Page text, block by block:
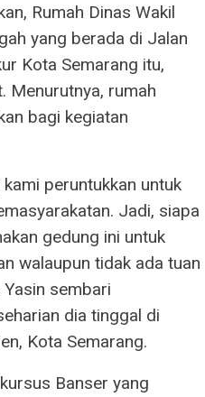
Rumah Dinas Wakil
yang berada di Jalan
Kota Semarang itu,
Menurutnya, rumah
bagi kegiatan
peruntukkan untuk
Jadi, siapa
gedung ini untuk
walaupun tidak ada tuan
Yasin sembari
dia tinggal di
Kota Semarang.
Banser yang